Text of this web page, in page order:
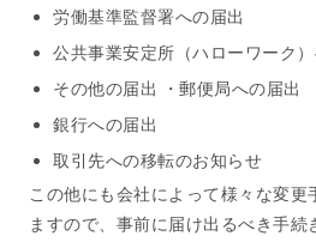
労働基準監督署への届出
公共事業安定所（ハローワーク
その他の届出 ・郵便局への届出
銀行への届出
取引先への移転のお知らせ
この他にも会社によって様々な変更
ますので、事前に届け出るべき手続